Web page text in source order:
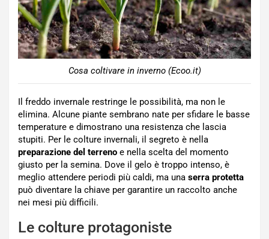
Cosa coltivare in inverno (Ecoo.it)
Il freddo invernale restringe le possibilità, ma non le
elimina. Alcune piante sembrano nate per sfidare le basse
temperature e dimostrano una resistenza che lascia
stupiti. Per le colture invernali, il segreto è nella
preparazione del terreno e nella scelta del momento
giusto per la semina. Dove il gelo è troppo intenso, è
meglio attendere periodi più caldi, ma una serra protetta
può diventare la chiave per garantire un raccolto anche
nei mesi più difficili.
Le colture protagoniste